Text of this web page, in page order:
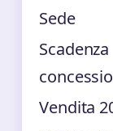
Sede
Scadenza
Vendita